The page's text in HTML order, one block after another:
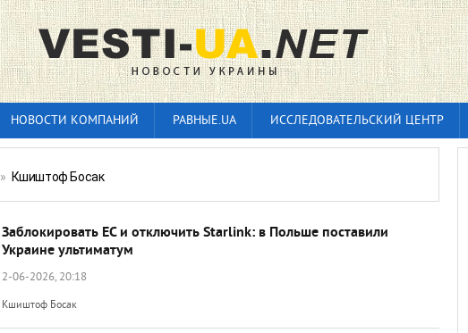
НОВОСТИ КОМПАНИЙ РАВНЫЕ.UA ИССЛЕДОВАТЕЛЬСКИЙ ЦЕНТР
» Кшиштоф Босак
Заблокировать ЕС и отключить Starlink: в Польше поставили
Украине ультиматум
2-06-2026, 20:18
Кшиштоф Босак